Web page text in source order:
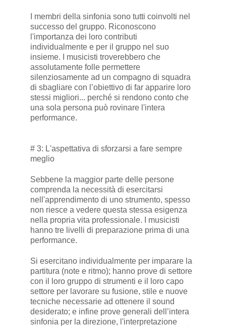
I membri della sinfonia sono tutti coinvolti nel
successo del gruppo. Riconoscono
l'importanza dei loro contributi
individualmente e per il gruppo nel suo
insieme. I musicisti troverebbero che
assolutamente folle permettere
silenziosamente ad un compagno di squadra
di sbagliare con l’obiettivo di far apparire loro
stessi migliori... perché si rendono conto che
una sola persona può rovinare l'intera
performance.
# 3: L'aspettativa di sforzarsi a fare sempre
meglio
Sebbene la maggior parte delle persone
comprenda la necessità di esercitarsi
nell'apprendimento di uno strumento, spesso
non riesce a vedere questa stessa esigenza
nella propria vita professionale. I musicisti
hanno tre livelli di preparazione prima di una
performance.
Si esercitano individualmente per imparare la
partitura (note e ritmo); hanno prove di settore
con il loro gruppo di strumenti e il loro capo
settore per lavorare su fusione, stile e nuove
tecniche necessarie ad ottenere il sound
desiderato; e infine prove generali dell’intera
sinfonia per la direzione, l'interpretazione